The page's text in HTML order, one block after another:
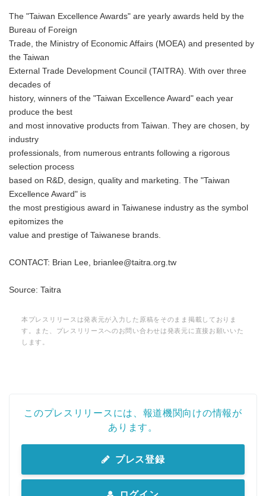
The "Taiwan Excellence Awards" are yearly awards held by the
Bureau of Foreign
Trade, the Ministry of Economic Affairs (MOEA) and presented by
the Taiwan
External Trade Development Council (TAITRA). With over three
decades of
history, winners of the "Taiwan Excellence Award" each year
produce the best
and most innovative products from Taiwan. They are chosen, by
industry
professionals, from numerous entrants following a rigorous
selection process
based on R&D, design, quality and marketing. The "Taiwan
Excellence Award" is
the most prestigious award in Taiwanese industry as the symbol
epitomizes the
value and prestige of Taiwanese brands.
CONTACT: Brian Lee, brianlee@taitra.org.tw
Source: Taitra
本プレスリリースは発表元が入力した原稿をそのまま掲載しておりま
す。また、プレスリリースへのお問い合わせは発表元に直接お願いいた
します。
このプレスリリースには、報道機関向けの情報が
あります。
プレス登録